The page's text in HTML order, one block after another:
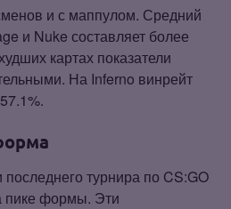
и с маппулом. Средний
и Nuke составляет более
картах показатели
На Inferno винрейт
турнира по CS:GO
пике формы. Эти